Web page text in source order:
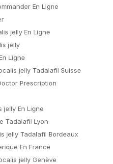
En Ligne
jelly En Ligne
jelly
Ligne
jelly Tadalafil Suisse
Prescription
jelly En Ligne
Tadalafil Lyon
jelly Tadalafil Bordeaux
En France
jelly Genève